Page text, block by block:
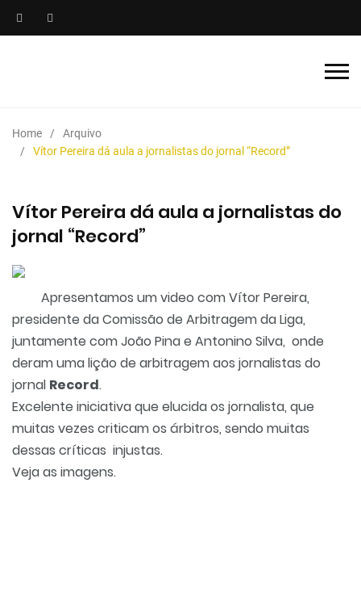
Home
Arquivo
Vítor Pereira dá aula a jornalistas do jornal “Record”
Vítor Pereira dá aula a jornalistas do
jornal “Record”
Apresentamos um video com Vítor Pereira,
presidente da Comissão de Arbitragem da Liga,
juntamente com João Pina e Antonino Silva, onde
deram uma lição de arbitragem aos jornalistas do
jornal Record.
Excelente iniciativa que elucida os jornalista, que
muitas vezes criticam os árbitros, sendo muitas
dessas críticas injustas.
Veja as imagens.